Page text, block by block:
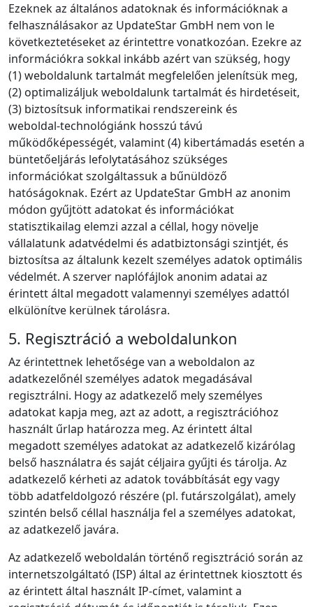
Ezeknek az általános adatoknak és információknak a
felhasználásakor az UpdateStar GmbH nem von le
következtetéseket az érintettre vonatkozóan. Ezekre az
információkra sokkal inkább azért van szükség, hogy
(1) weboldalunk tartalmát megfelelően jelenítsük meg,
(2) optimalizáljuk weboldalunk tartalmát és hirdetéseit,
(3) biztosítsuk informatikai rendszereink és
weboldal‑technológiánk hosszú távú
működőképességét, valamint (4) kibertámadás esetén a
büntetőeljárás lefolytatásához szükséges
információkat szolgáltassuk a bűnüldöző
hatóságoknak. Ezért az UpdateStar GmbH az anonim
módon gyűjtött adatokat és információkat
statisztikailag elemzi azzal a céllal, hogy növelje
vállalatunk adatvédelmi és adatbiztonsági szintjét, és
biztosítsa az általunk kezelt személyes adatok optimális
védelmét. A szerver naplófájlok anonim adatai az
érintett által megadott valamennyi személyes adattól
elkülönítve kerülnek tárolásra.
5. Regisztráció a weboldalunkon
Az érintettnek lehetősége van a weboldalon az
adatkezelőnél személyes adatok megadásával
regisztrálni. Hogy az adatkezelő mely személyes
adatokat kapja meg, azt az adott, a regisztrációhoz
használt űrlap határozza meg. Az érintett által
megadott személyes adatokat az adatkezelő kizárólag
belső használatra és saját céljaira gyűjti és tárolja. Az
adatkezelő kérheti az adatok továbbítását egy vagy
több adatfeldolgozó részére (pl. futárszolgálat), amely
szintén belső céllal használja fel a személyes adatokat,
az adatkezelő javára.
Az adatkezelő weboldalán történő regisztráció során az
internetszolgáltató (ISP) által az érintettnek kiosztott és
az érintett által használt IP‑címet, valamint a